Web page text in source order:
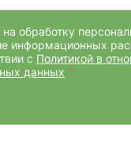
на обработку
информационных
с Политикой в
данных *